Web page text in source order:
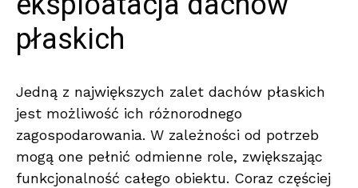
płaskich
Jedną z największych zalet dachów płaskich
jest możliwość ich różnorodnego
zagospodarowania. W zależności od potrzeb
mogą one pełnić odmienne role, zwiększając
funkcjonalność całego obiektu. Coraz częściej